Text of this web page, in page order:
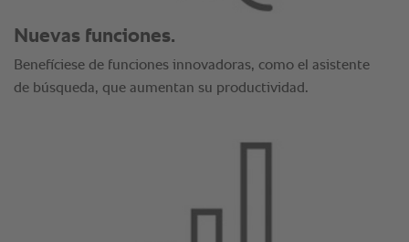
Nuevas funciones.
Benefíciese de funciones innovadoras, como el asistente
de búsqueda, que aumentan su productividad.